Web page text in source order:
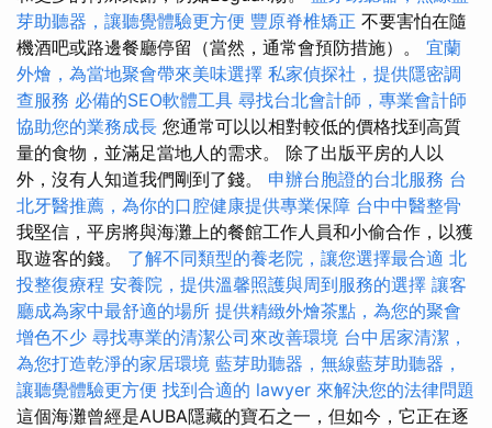
芽助聽器，讓聽覺體驗更方便 豐原脊椎矯正 不要害怕在隨
機酒吧或路邊餐廳停留（當然，通常會預防措施）。 宜蘭
外燴，為當地聚會帶來美味選擇 私家偵探社，提供隱密調
查服務 必備的SEO軟體工具 尋找台北會計師，專業會計師
協助您的業務成長 您通常可以以相對較低的價格找到高質
量的食物，並滿足當地人的需求。 除了出版平房的人以
外，沒有人知道我們剛到了錢。 申辦台胞證的台北服務 台
北牙醫推薦，為你的口腔健康提供專業保障 台中中醫整骨
我堅信，平房將與海灘上的餐館工作人員和小偷合作，以獲
取遊客的錢。 了解不同類型的養老院，讓您選擇最合適 北
投整復療程 安養院，提供溫馨照護與周到服務的選擇 讓客
廳成為家中最舒適的場所 提供精緻外燴茶點，為您的聚會
增色不少 尋找專業的清潔公司來改善環境 台中居家清潔，
為您打造乾淨的家居環境 藍芽助聽器，無線藍芽助聽器，
讓聽覺體驗更方便 找到合適的 lawyer 來解決您的法律問題
這個海灘曾經是AUBA隱藏的寶石之一，但如今，它正在逐